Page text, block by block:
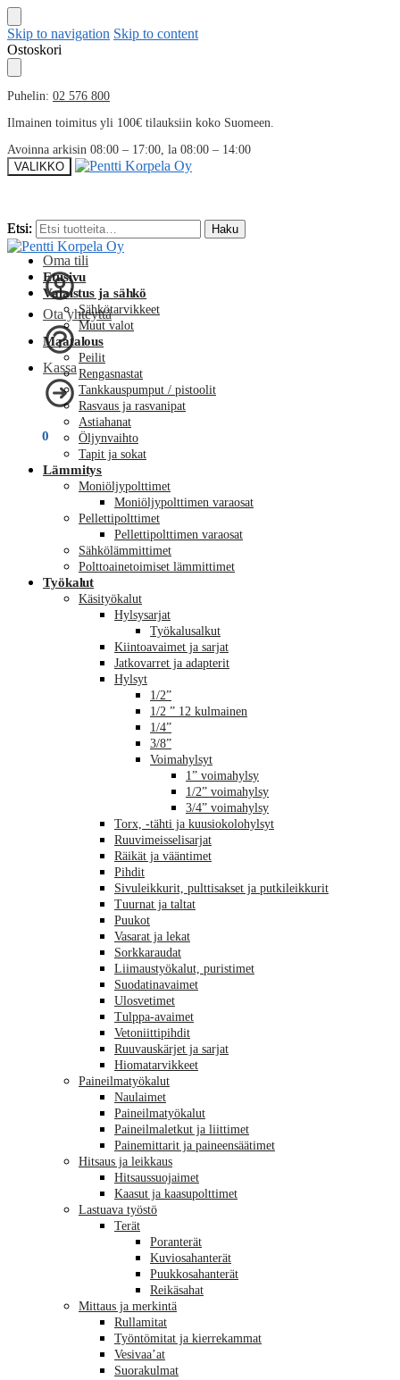
Skip to navigation Skip to content
Ostoskori
Puhelin: 02 576 800
Ilmainen toimitus yli 100€ tilauksiin koko Suomeen.
Avoinna arkisin 08:00 – 17:00, la 08:00 – 14:00
VALIKKO
Etsi: Haku
Oma tili
Ota yhteyttä
Kassa
0
Etsi: Haku
Etusivu
Valaistus ja sähkö
Sähkötarvikkeet
Muut valot
Maatalous
Peilit
Rengasnastat
Tankkauspumput / pistoolit
Rasvaus ja rasvanipat
Astiahanat
Öljynvaihto
Tapit ja sokat
Lämmitys
Moniöljypolttimet
Moniöljypolttimen varaosat
Pellettipolttimet
Pellettipolttimen varaosat
Sähkölämmittimet
Polttoainetoimiset lämmittimet
Työkalut
Käsityökalut
Hylsysarjat
Työkalusalkut
Kiintoavaimet ja sarjat
Jatkovarret ja adapterit
Hylsyt
1/2”
1/2 ” 12 kulmainen
1/4”
3/8”
Voimahylsyt
1” voimahylsy
1/2” voimahylsy
3/4” voimahylsy
Torx, -tähti ja kuusiokolohylsyt
Ruuvimeisselisarjat
Räikät ja vääntimet
Pihdit
Sivuleikkurit, pulttisakset ja putkileikkurit
Tuurnat ja taltat
Puukot
Vasarat ja lekat
Sorkkaraudat
Liimaustyökalut, puristimet
Suodatinavaimet
Ulosvetimet
Tulppa-avaimet
Vetoniittipihdit
Ruuvauskärjet ja sarjat
Hiomatarvikkeet
Paineilmatyökalut
Naulaimet
Paineilmatyökalut
Paineilmaletkut ja liittimet
Painemittarit ja paineensäätimet
Hitsaus ja leikkaus
Hitsaussuojaimet
Kaasut ja kaasupolttimet
Lastuava työstö
Terät
Poranterät
Kuviosahanterät
Puukkosahanterät
Reikäsahat
Mittaus ja merkintä
Rullamitat
Työntömitat ja kierrekammat
Vesivaa’at
Suorakulmat